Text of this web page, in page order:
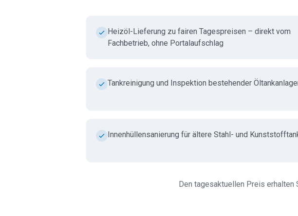
Heizöl-Lieferung zu fairen Tagespreisen – direkt vom
Fachbetrieb, ohne Portalaufschlag
Tankreinigung und Inspektion bestehender
Innenhüllensanierung für ältere Stahl- und
Den tagesaktuellen Preis erhalten